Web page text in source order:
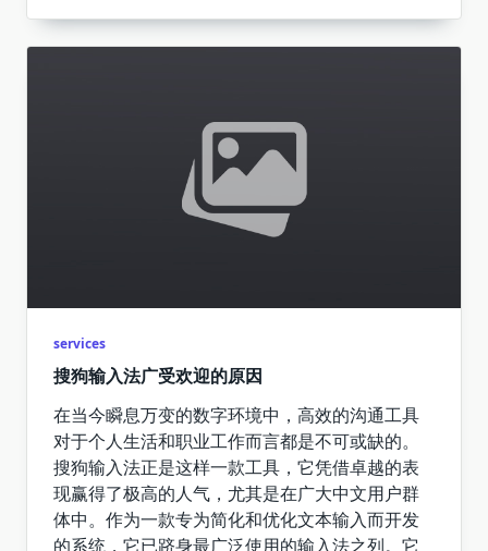
services
搜狗输入法广受欢迎的原因
在当今瞬息万变的数字环境中，高效的沟通工具
对于个人生活和职业工作而言都是不可或缺的。
搜狗输入法正是这样一款工具，它凭借卓越的表
现赢得了极高的人气，尤其是在广大中文用户群
体中。作为一款专为简化和优化文本输入而开发
的系统，它已跻身最广泛使用的输入法之列。它